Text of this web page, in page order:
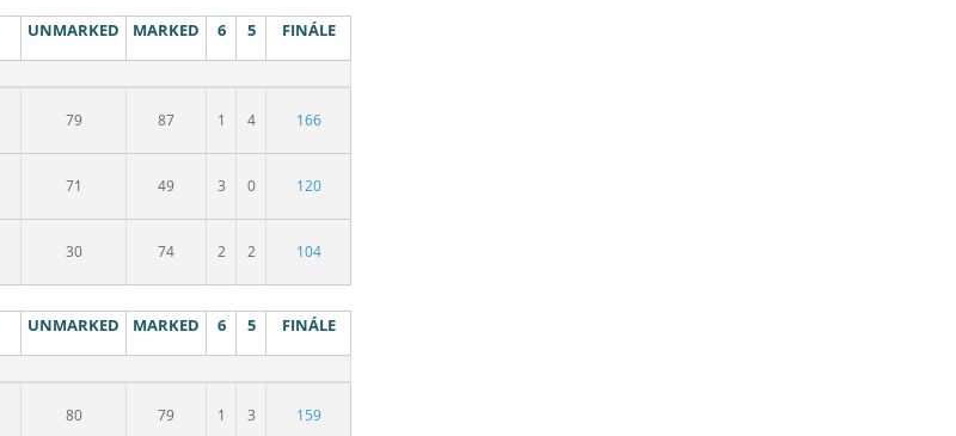
UNMARKED MARKED 6 5 FINÁLE
79 87 1 4 166
71 49 3 0 120
30 74 2 2 104
UNMARKED MARKED 6 5 FINÁLE
80 79 1 3 159